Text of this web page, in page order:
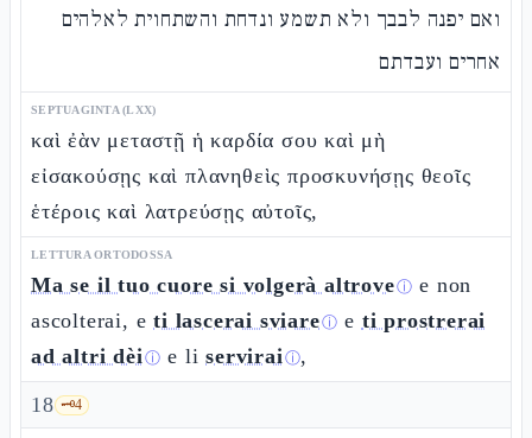
ואם יפנה לבבך ולא תשמע ונדחת והשתחוית לאלהים
אחרים ועבדתם
SEPTUAGINTA (LXX)
καὶ ἐὰν μεταστῇ ἡ καρδία σου καὶ μὴ
εἰσακούσῃς καὶ πλανηθεὶς προσκυνήσῃς θεοῖς
ἑτέροις καὶ λατρεύσῃς αὐτοῖς,
LETTURA ORTODOSSA
Ma se il tuo cuore si volgerà altroveⓘ e non
ascolterai, eti lascerai sviareⓘ e ti prostrerai
ad altri dèiⓘ e liserviraiⓘ,
18 🗝️4